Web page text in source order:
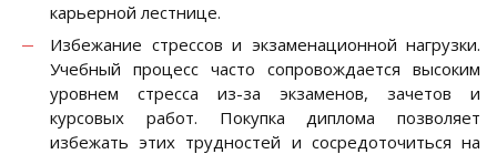
карьерной лестнице.
Избежание стрессов и экзаменационной нагрузки.
Учебный процесс часто сопровождается высоким
уровнем стресса из-за экзаменов, зачетов и
курсовых работ. Покупка диплома позволяет
избежать этих трудностей и сосредоточиться на